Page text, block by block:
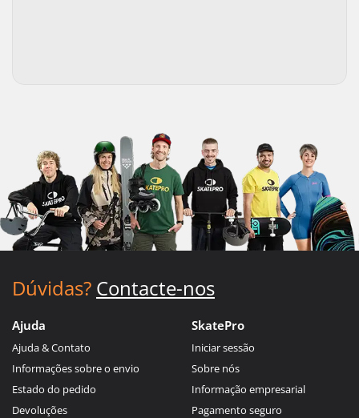
Dúvidas? Contacte-nos
Ajuda
Ajuda & Contato
Informações sobre o envio
Estado do pedido
Devoluções
SkatePro
Iniciar sessão
Sobre nós
Informação empresarial
Pagamento seguro